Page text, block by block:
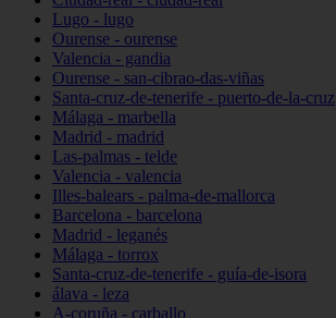
Lugo - lugo
Ourense - ourense
Valencia - gandia
Ourense - san-cibrao-das-viñas
Santa-cruz-de-tenerife - puerto-de-la-cruz
Málaga - marbella
Madrid - madrid
Las-palmas - telde
Valencia - valencia
Illes-balears - palma-de-mallorca
Barcelona - barcelona
Madrid - leganés
Málaga - torrox
Santa-cruz-de-tenerife - guía-de-isora
álava - leza
A-coruña - carballo